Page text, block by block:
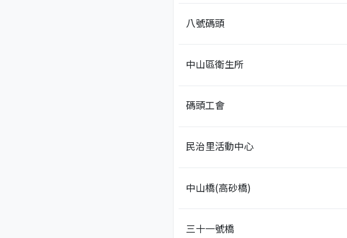
八號碼頭
中山區衛生所
碼頭工會
民治里活動中心
中山橋(高砂橋)
三十一號橋